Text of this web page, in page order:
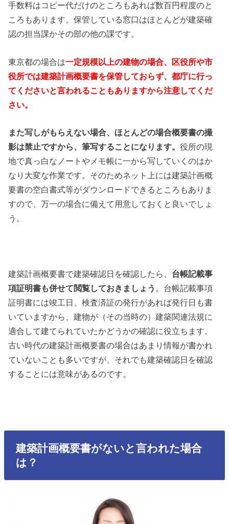
手数料はコピー代だけのところもあれば数百円程度のと
ころもあります。保管している窓口はほとんどが建築確
認の担当課かその部の他の課です。
東京都の場合は一定規模以上の建物の場合、区役所や市
役所では建築計画概要書を保管しておらず、都庁に行っ
てくださいと言われることもありますから注意してくだ
さい。
また写しがもらえない場合、ほとんどの場合概要書の撮
影は禁止ですから、筆写することになります。役所の現
地で真っ白なノートやメモ帳に一から写していくのはか
なり大変な作業です。そのためネット上には建築計画概
要書の空白書式等がダウンロードできるところもありま
すので、万一の場合に備えて用意しておくと良いでしょ
う。
建築計画概要書で建築確認日を確認したら、 台帳記載事
項証明書も併せて閲覧しておきましょう 。台帳記載事項
証明書には竣工日、検査済証の発行があれば発行日も書
いていますから、建物が（その当時の）建築関連法規に
適合して建てられていたかどうかの確認に役立ちます。
古い時代の建築計画概要書の場合はあまり情報が書かれ
ていないことも多いですが、それでも建築確認日を確認
することには意味があるのです。
建築計画概要書がないと言われた場合
は？